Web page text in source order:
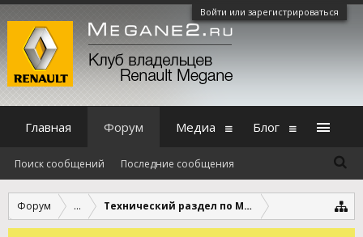
Войти или зарегистрироваться
Форум ... Технический раздел по Megane 3
Главная Форум
Поиск сообщений Последние сообщения
Медиа Блог